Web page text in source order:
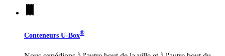
Conteneurs U-Box®